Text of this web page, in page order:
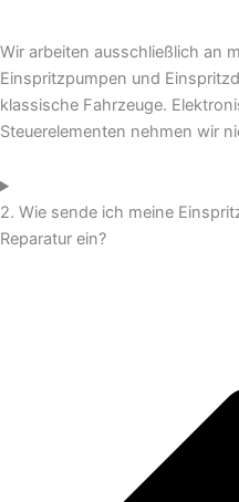
Wir arbeiten ausschließlich an
Einspritzpumpen und
klassische Fahrzeuge.
Steuerelementen nehmen wir
2. Wie sende ich meine
Reparatur ein?